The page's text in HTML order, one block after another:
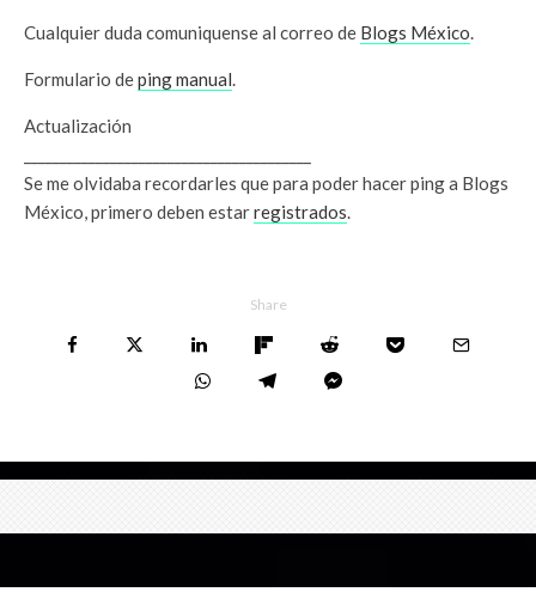
Cualquier duda comuniquense al correo de Blogs México
Formulario deping manual
Actualización
Se me olvidaba recordarles que para poder hacer ping a Blogs
México, primero deben estarregistrados
Share